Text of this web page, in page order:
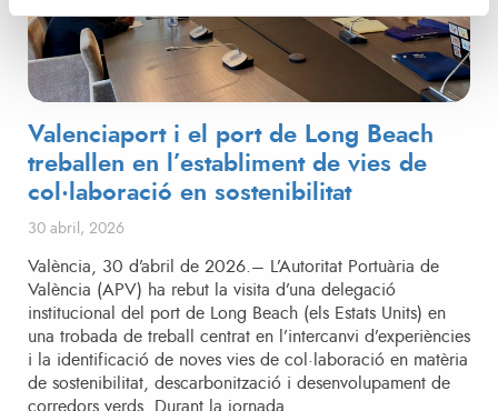
Valenciaport i el port de Long Beach
treballen en l’establiment de vies de
col·laboració en sostenibilitat
Posted on
30 abril, 2026
València, 30 d’abril de 2026.– L’Autoritat Portuària de
València (APV) ha rebut la visita d’una delegació
institucional del port de Long Beach (els Estats Units) en
una trobada de treball centrat en l’intercanvi d’experiències
i la identificació de noves vies de col·laboració en matèria
de sostenibilitat, descarbonització i desenvolupament de
corredors verds. Durant la jornada, …